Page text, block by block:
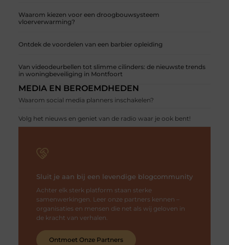
Waarom kiezen voor een droogbouwsysteem
vloerverwarming?
Ontdek de voordelen van een barbier opleiding
Van videodeurbellen tot slimme cilinders: de nieuwste trends
in woningbeveiliging in Montfoort
MEDIA EN BEROEMDHEDEN
Waarom social media planners inschakelen?
Volg het nieuws en geniet van de radio waar je ook bent!
Sluit je aan bij een levendige blogcommunity
Achter elk sterk platform staan sterke
samenwerkingen. Leer onze partners kennen –
organisaties en mensen die net als wij geloven in
de kracht van verhalen.
Ontmoet Onze Partners